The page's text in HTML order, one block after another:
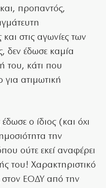
προπαντός,
στις αγωνίες των
δεν έδωσε καμία
του, κάτι που
για ατιμωτική
ο ίδιος (και όχι
την
ούτε εκεί αναφέρει
του! Χαρακτηριστικό
στον ΕΟΔΥ από την